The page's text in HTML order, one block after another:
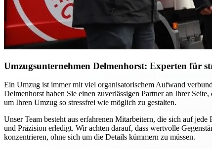
Umzugsunternehmen Delmenhorst: Experten für
Ein Umzug ist immer mit viel organisatorischem Aufwand
Delmenhorst haben Sie einen zuverlässigen Partner an Ihrer
um Ihren Umzug so stressfrei wie möglich zu gestalten.
Unser Team besteht aus erfahrenen Mitarbeitern, die sich auf
und Präzision erledigt. Wir achten darauf, dass wertvolle
konzentrieren, ohne sich um die Details kümmern zu müssen.